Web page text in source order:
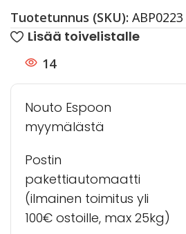
Tuotetunnus (SKU): ABP0223
Lisää toivelistalle
14
Nouto Espoon
myymälästä
Postin
pakettiautomaatti
(ilmainen toimitus yli
100€ ostoille, max 25kg)